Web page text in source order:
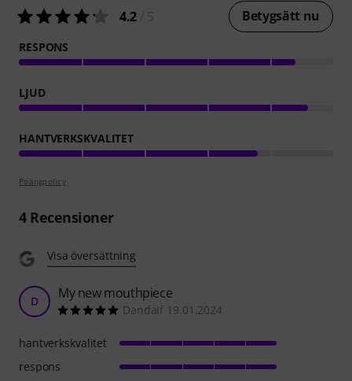
4.2 Betygsätt nu
RESPONS
LJUD
HANTVERKSKVALITET
Poängpolicy
4Recensioner
Visa översättning
D My new mouthpiece
Dandalf 19.01.2024
hantverkskvalitet
respons